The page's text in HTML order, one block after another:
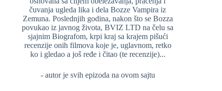
čuvanja ugleda lika i dela Bozze Vampira iz
Zemuna. Poslednjih godina, nakon što se Bozza
povukao iz javnog života, BVIZ LTD na čelu sa
sjajnim Biografom, krpi kraj sa krajem pišući
recenzije onih filmova koje je, uglavnom, retko
ko i gledao a još ređe i čitao (te recenzije)...
- autor je svih epizoda na ovom sajtu